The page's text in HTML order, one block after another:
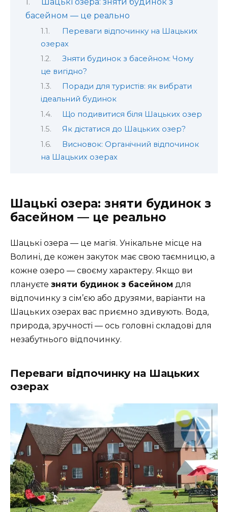
басейном — це реально
Переваги відпочинку на Шацьких
озерах
Зняти будинок з басейном: Чому
це вигідно?
Поради для туристів: як вибрати
ідеальний будинок
Що подивитися біля Шацьких озер
Як дістатися до Шацьких озер?
Висновок: Органічний відпочинок
на Шацьких озерах
Шацькі озера: зняти будинок з
басейном — це реально
Шацькі озера — це магія. Унікальне місце на
Волині, де кожен закуток має свою таємницю, а
кожне озеро — своєму характеру. Якщо ви
плануєте зняти будинок з басейном для
відпочинку з сім’єю або друзями, варіанти на
Шацьких озерах вас приємно здивують. Вода,
природа, зручності — ось головні складові для
незабутнього відпочинку.
Переваги відпочинку на Шацьких
озерах